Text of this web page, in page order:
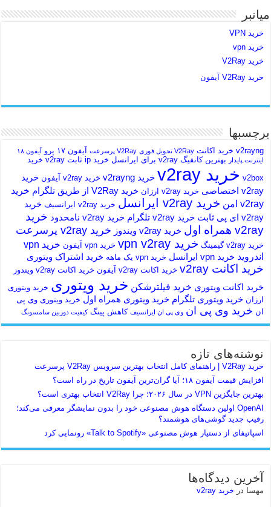
میانبر
خرید VPN
خرید vpn
خرید V2Ray
خرید V2Ray آیفون
برچسبها
v2rayng خرید اکانت V2Ray تحویل فوری V2Ray پرسرعت آیفون ۱۷ پرو
آیفون ۱۸
اینترنت پایدار
بهترین کانفیگ v2ray برای ایرانسل خرید ip ثابت v2ray
خرید
v2box خرید v2ray خرید v2rayng خرید v2ray آیفون
خرید
v2ray اختصاصی
خرید v2ray ارزان خرید V2Ray از طریق تلگرام
خرید
v2ray امن
خرید v2ray ایرانسل خرید v2ray ایرانسیف
خرید
v2ray ای پی ثابت
خرید v2ray تلگرام خرید v2ray نامحدود
خرید
v2ray همراه اول
خرید v2ray ویندوز خرید v2ray پرسرعت
خرید v2ray گیمینگ خرید vpn v2ray خرید vpn آیفون
خرید vpn
اندروید خرید vpn ایرانسل خرید vpn یک ماهه خرید اشتراک ویتوری
خرید اکانت v2ray خرید اکانت v2ray آیفون خرید اکانت v2ray ویندوز
خرید اکانت ویتوری خرید فیلترشکن خرید ویتوری خرید ویتوری
ارزان خرید ویتوری تلگرام خرید ویتوری همراه اول خرید ویتوری وی پی
ان خرید وی پی ان وی پی ان ایرانسیف کاهش پینگ کیفیت دوربین سامسونگ
نوشته‌های تازه
خرید V2Ray | راهنمای کامل انتخاب بهترین سرویس V2Ray پرسرعت
افزایش قیمت آیفون ۱۸؛ آیا گران‌ترین آیفون تاریخ در راه است؟
بهترین جایگزین VPN در سال ۲۰۲۶؛ چرا V2Ray انتخاب بهتری است؟
OpenAI اولین دستگاه هوش مصنوعی خود را بدون نمایشگر معرفی می‌کند؛
رقیب جدید گوشی‌های هوشمند؟
اسپاتیفای از دستیار هوش مصنوعی «Talk to Spotify» رونمایی کرد
آخرین دیدگاه‌ها
مهسا در خرید v2ray